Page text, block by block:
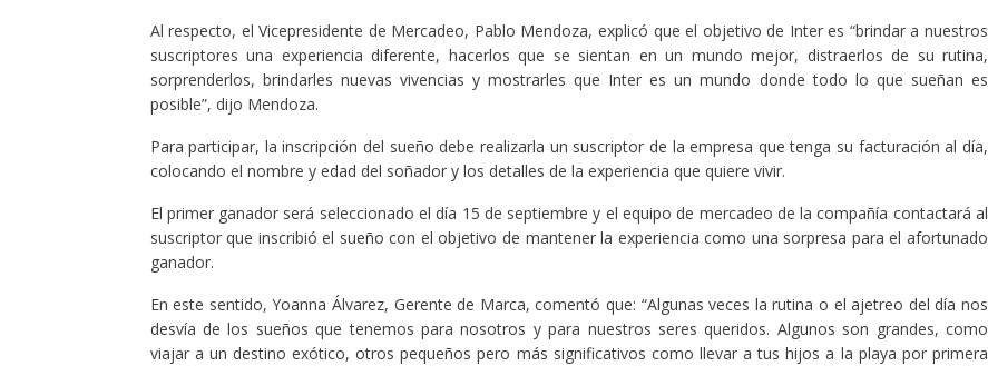
Al respecto, el Vicepresidente de Mercadeo, Pablo Mendoza, explicó que el objetivo de Inter es “brindar a nuestros
suscriptores una experiencia diferente, hacerlos que se sientan en un mundo mejor, distraerlos de su rutina,
sorprenderlos, brindarles nuevas vivencias y mostrarles que Inter es un mundo donde todo lo que sueñan es
posible”, dijo Mendoza.
Para participar, la inscripción del sueño debe realizarla un suscriptor de la empresa que tenga su facturación al día,
colocando el nombre y edad del soñador y los detalles de la experiencia que quiere vivir.
El primer ganador será seleccionado el día 15 de septiembre y el equipo de mercadeo de la compañía contactará al
suscriptor que inscribió el sueño con el objetivo de mantener la experiencia como una sorpresa para el afortunado
ganador.
En este sentido, Yoanna Álvarez, Gerente de Marca, comentó que: “Algunas veces la rutina o el ajetreo del día nos
desvía de los sueños que tenemos para nosotros y para nuestros seres queridos. Algunos son grandes, como
viajar a un destino exótico, otros pequeños pero más significativos como llevar a tus hijos a la playa por primera